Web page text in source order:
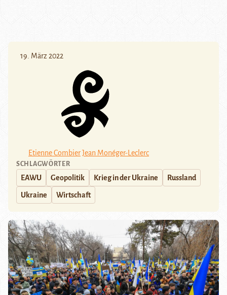
19. März 2022
Etienne CombierJean Monéger-Leclerc
SCHLAGWÖRTER
EAWU Geopolitik Krieg in der Ukraine Russland
Ukraine Wirtschaft